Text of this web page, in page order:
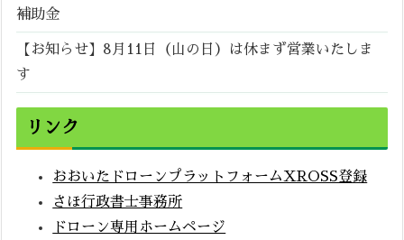
補助金
【お知らせ】8月11日（山の日）は休まず営業いたしま
す
リンク
おおいたドローンプラットフォームXROSS登録
さほ行政書士事務所
ドローン専用ホームページ